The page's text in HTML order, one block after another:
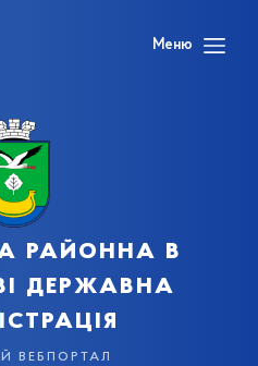
Меню
районна в
державна
вебпортал